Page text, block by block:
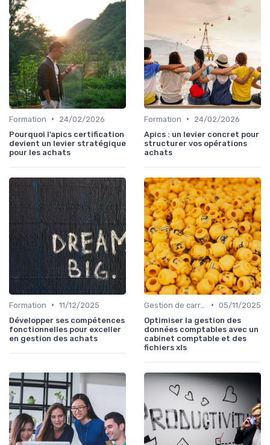
Formation •
24/02/2026
Pourquoi l’apics certification
devient un levier stratégique
pour les achats
Formation •
24/02/2026
Apics : un levier concret pour
structurer vos opérations
achats
Formation • 11/12/2025
Développer ses compétences
fonctionnelles pour exceller
en gestion des achats
• 05/11/2025
Optimiser la gestion des
données comptables avec un
cabinet comptable et des
fichiers xls